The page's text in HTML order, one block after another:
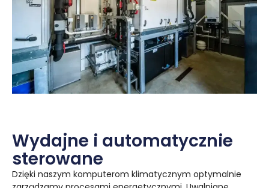
Wydajne i automatycznie
sterowane
Dzięki naszym komputerom klimatycznym optymalnie